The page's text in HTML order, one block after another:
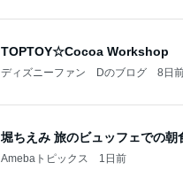
有名なのかな！？
だいたひかるオフィシャルブログ